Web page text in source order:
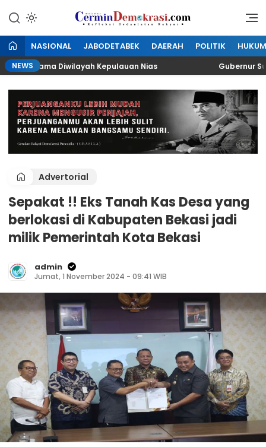
konten
CerminDemokrasi.com
Refleksi Kedaulatan Rakyat
NASIONAL JABODETABEK DAERAH POLITIK HUKUM
NEWSDiwilayah Kepulauan Nias Gubernur Sumut
Advertorial
Sepakat !! Eks Tanah Kas Desa yang
berlokasi di Kabupaten Bekasi jadi
milik Pemerintah Kota Bekasi
admin
Jumat, 1 November 2024 - 09:41 WIB